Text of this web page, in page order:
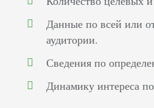
Данные по всей или
аудитории.
Сведения по
Динамику интереса